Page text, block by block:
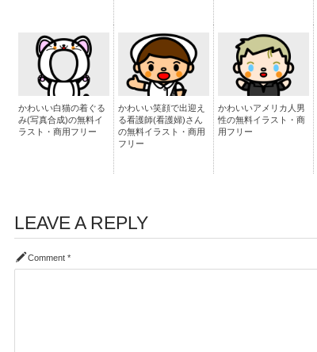
かわいい白猫の着ぐる
み(写真合成)の無料イ
ラスト・商用フリー
かわいい笑顔で出迎え
る看護師(看護婦)さん
の無料イラスト・商用
フリー
かわいいアメリカ人男
性の無料イラスト・商
用フリー
LEAVE A REPLY
Comment *